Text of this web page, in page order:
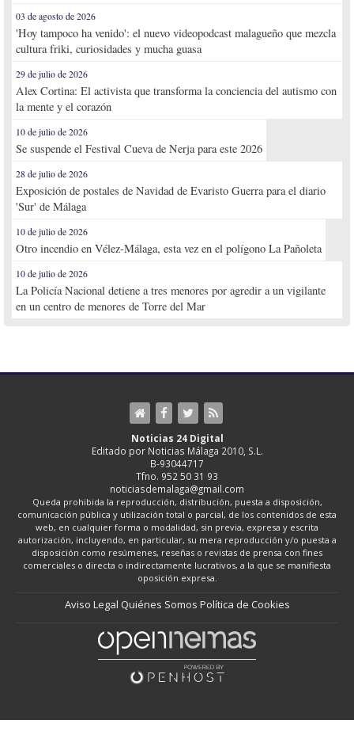
03 de agosto de 2026
'Hoy tampoco ha venido': el nuevo videopodcast malagueño que mezcla
cultura friki, curiosidades y mucha guasa
29 de julio de 2026
Alex Cortina: El activista que transforma la conciencia del autismo con
la mente y el corazón
10 de julio de 2026
Se suspende el Festival Cueva de Nerja para este 2026
28 de julio de 2026
Exposición de postales de Navidad de Evaristo Guerra para el diario
'Sur' de Málaga
10 de julio de 2026
Otro incendio en Vélez-Málaga, esta vez en el polígono La Pañoleta
10 de julio de 2026
La Policía Nacional detiene a tres menores por agredir a un vigilante
en un centro de menores de Torre del Mar
Noticias 24 Digital
Editado por Noticias Málaga 2010, S.L.
B-93044717
Tfno. 952 50 31 93
noticiasdemalaga@gmail.com
Queda prohibida la reproducción, distribución, puesta a disposición,
comunicación pública y utilización total o parcial, de los contenidos de esta
web, en cualquier forma o modalidad, sin previa, expresa y escrita
autorización, incluyendo, en particular, su mera reproducción y/o puesta a
disposición como resúmenes, reseñas o revistas de prensa con fines
comerciales o directa o indirectamente lucrativos, a la que se manifiesta
oposición expresa.
Aviso Legal Quiénes Somos Política de Cookies